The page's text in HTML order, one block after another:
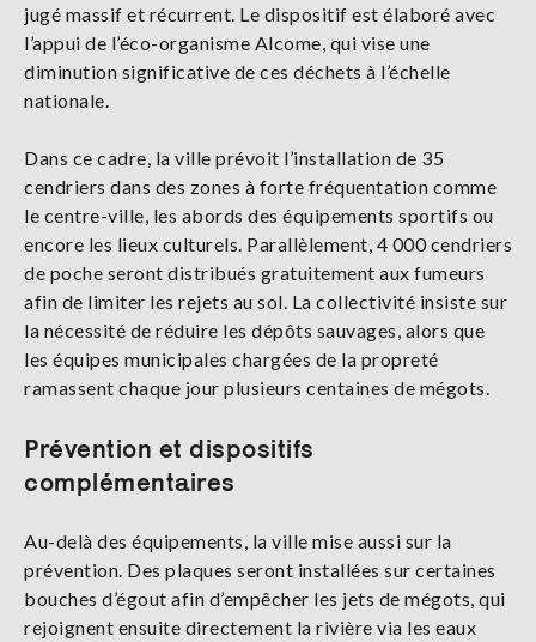
jugé massif et récurrent. Le dispositif est élaboré avec
l’appui de l’éco-organisme Alcome, qui vise une
diminution significative de ces déchets à l’échelle
nationale.
Dans ce cadre, la ville prévoit l’installation de 35
cendriers dans des zones à forte fréquentation comme
le centre-ville, les abords des équipements sportifs ou
encore les lieux culturels. Parallèlement, 4 000 cendriers
de poche seront distribués gratuitement aux fumeurs
afin de limiter les rejets au sol. La collectivité insiste sur
la nécessité de réduire les dépôts sauvages, alors que
les équipes municipales chargées de la propreté
ramassent chaque jour plusieurs centaines de mégots.
Prévention et dispositifs
complémentaires
Au-delà des équipements, la ville mise aussi sur la
prévention. Des plaques seront installées sur certaines
bouches d’égout afin d’empêcher les jets de mégots, qui
rejoignent ensuite directement la rivière via les eaux